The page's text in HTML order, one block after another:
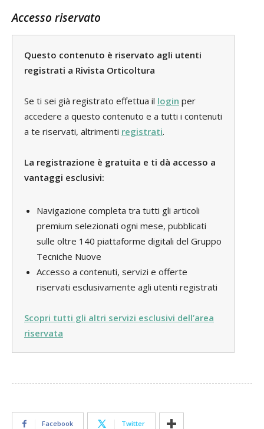
Accesso riservato
Questo contenuto è riservato agli utenti
registrati a Rivista Orticoltura
Se ti sei già registrato effettua il login per
accedere a questo contenuto e a tutti i contenuti
a te riservati, altrimenti registrati.
La registrazione è gratuita e ti dà accesso a
vantaggi esclusivi:
Navigazione completa tra tutti gli articoli
premium selezionati ogni mese, pubblicati
sulle oltre 140 piattaforme digitali del Gruppo
Tecniche Nuove
Accesso a contenuti, servizi e offerte
riservati esclusivamente agli utenti registrati
Scopri tutti gli altri servizi esclusivi dell’area
riservata
Facebook Twitter